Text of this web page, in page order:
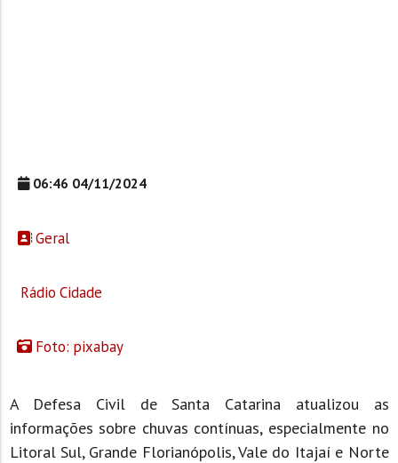
06:46 04/11/2024
Geral
Rádio Cidade
Foto: pixabay
A Defesa Civil de Santa Catarina atualizou as
informações sobre chuvas contínuas, especialmente no
Litoral Sul, Grande Florianópolis, Vale do Itajaí e Norte